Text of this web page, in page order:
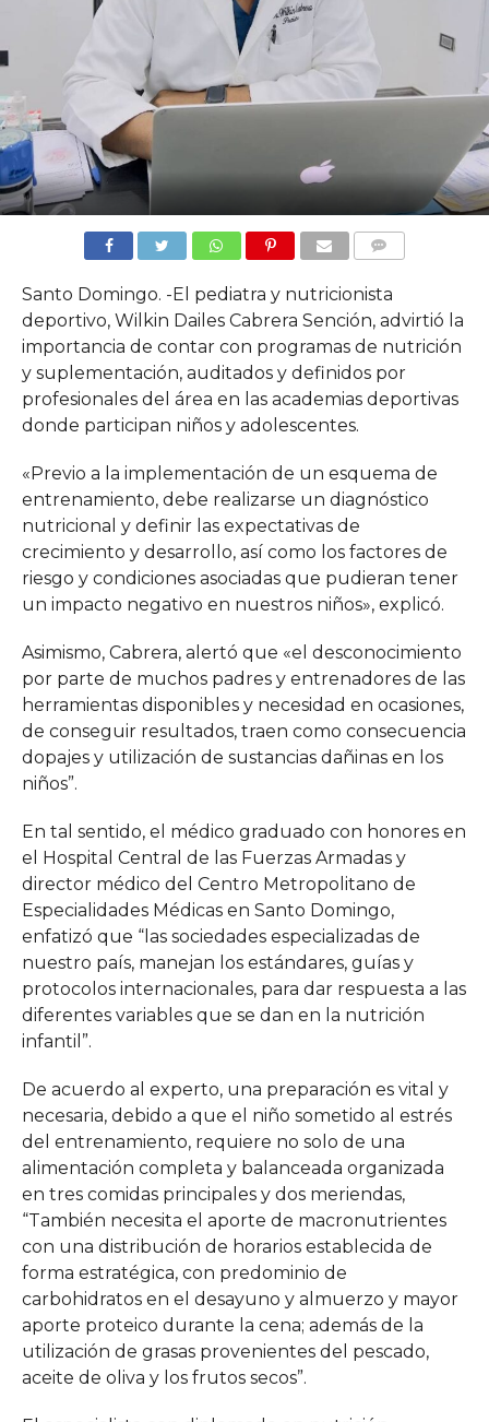
Santo Domingo. -El pediatra y nutricionista
deportivo, Wilkin Dailes Cabrera Sención, advirtió la
importancia de contar con programas de nutrición
y suplementación, auditados y definidos por
profesionales del área en las academias deportivas
donde participan niños y adolescentes.
«Previo a la implementación de un esquema de
entrenamiento, debe realizarse un diagnóstico
nutricional y definir las expectativas de
crecimiento y desarrollo, así como los factores de
riesgo y condiciones asociadas que pudieran tener
un impacto negativo en nuestros niños», explicó.
Asimismo, Cabrera, alertó que «el desconocimiento
por parte de muchos padres y entrenadores de las
herramientas disponibles y necesidad en ocasiones,
de conseguir resultados, traen como consecuencia
dopajes y utilización de sustancias dañinas en los
niños”.
En tal sentido, el médico graduado con honores en
el Hospital Central de las Fuerzas Armadas y
director médico del Centro Metropolitano de
Especialidades Médicas en Santo Domingo,
enfatizó que “las sociedades especializadas de
nuestro país, manejan los estándares, guías y
protocolos internacionales, para dar respuesta a las
diferentes variables que se dan en la nutrición
infantil”.
De acuerdo al experto, una preparación es vital y
necesaria, debido a que el niño sometido al estrés
del entrenamiento, requiere no solo de una
alimentación completa y balanceada organizada
en tres comidas principales y dos meriendas,
“También necesita el aporte de macronutrientes
con una distribución de horarios establecida de
forma estratégica, con predominio de
carbohidratos en el desayuno y almuerzo y mayor
aporte proteico durante la cena; además de la
utilización de grasas provenientes del pescado,
aceite de oliva y los frutos secos”.